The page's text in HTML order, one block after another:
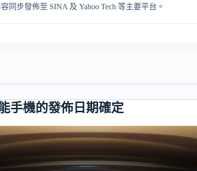
步發佈至 SINA 及 Yahoo Tech 等主要平台。
手機的發佈日期確定